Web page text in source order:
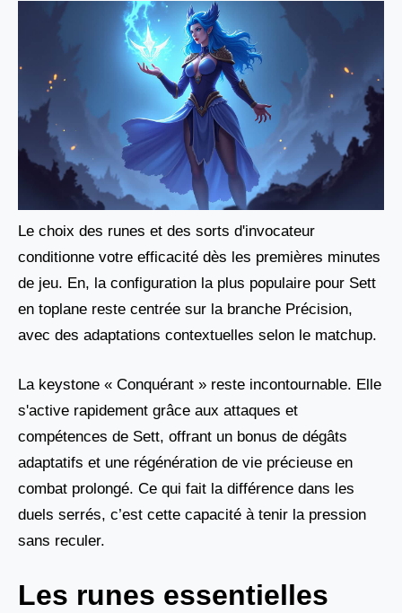
Le choix des runes et des sorts d'invocateur
conditionne votre efficacité dès les premières minutes
de jeu. En, la configuration la plus populaire pour Sett
en toplane reste centrée sur la branche Précision,
avec des adaptations contextuelles selon le matchup.
La keystone « Conquérant » reste incontournable. Elle
s'active rapidement grâce aux attaques et
compétences de Sett, offrant un bonus de dégâts
adaptatifs et une régénération de vie précieuse en
combat prolongé. Ce qui fait la différence dans les
duels serrés, c’est cette capacité à tenir la pression
sans reculer.
Les runes essentielles